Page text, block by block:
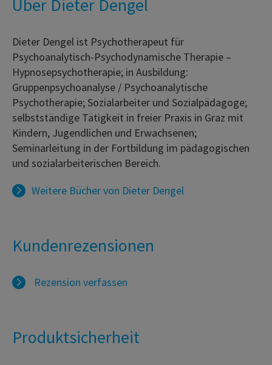
Über Dieter Dengel
Dieter Dengel ist Psychotherapeut für
Psychoanalytisch-Psychodynamische Therapie –
Hypnosepsychotherapie; in Ausbildung:
Gruppenpsychoanalyse / Psychoanalytische
Psychotherapie; Sozialarbeiter und Sozialpädagoge;
selbstständige Tätigkeit in freier Praxis in Graz mit
Kindern, Jugendlichen und Erwachsenen;
Seminarleitung in der Fortbildung im pädagogischen
und sozialarbeiterischen Bereich.
Weitere Bücher von Dieter Dengel
Kundenrezensionen
Rezension verfassen
Produktsicherheit